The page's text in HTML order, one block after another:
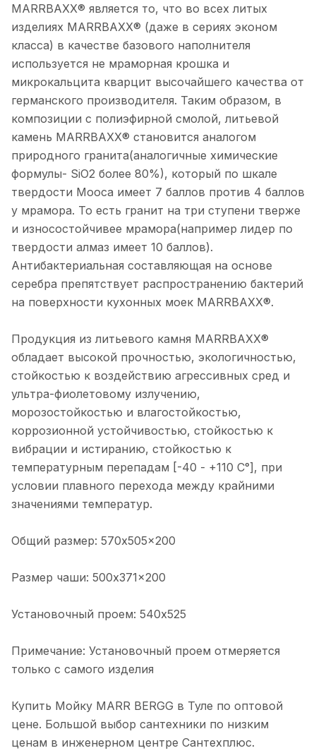
МАRRВАХХ® является то, что во всех литых
изделиях МАRRВАХХ® (даже в сериях эконом
класса) в качестве базового наполнителя
используется не мраморная крошка и
микрокальцита кварцит высочайшего качества от
германского производителя. Таким образом, в
композиции с полиэфирной смолой, литьевой
камень МАRRВАХХ® становится аналогом
природного гранита(аналогичные химические
формулы- SiO2 более 80%), который по шкале
твердости Мооса имеет 7 баллов против 4 баллов
у мрамора. То есть гранит на три ступени тверже
и износостойчивее мрамора(например лидер по
твердости алмаз имеет 10 баллов).
Антибактериальная составляющая на основе
серебра препятствует распространению бактерий
на поверхности кухонных моек МАRRВАХХ®.
Продукция из литьевого камня МАRRВАХХ®
обладает высокой прочностью, экологичностью,
стойкостью к воздействию агрессивных сред и
ультра-фиолетовому излучению,
морозостойкостью и влагостойкостью,
коррозионной устойчивостью, стойкостью к
вибрации и истиранию, стойкостью к
температурным перепадам [-40 - +110 С°], при
условии плавного перехода между крайними
значениями температур.
Общий размер: 570x505x200
Размер чаши: 500x371x200
Установочный проем: 540x525
Примечание: Установочный проем отмеряется
только с самого изделия
Купить Мойку MARR BERGG в Туле по оптовой
цене. Большой выбор сантехники по низким
ценам в инженерном центре Сантехплюс.